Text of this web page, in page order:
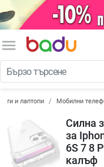
menu
и лаптопи Мобилни
Силна
за
6S 7 8
калъф